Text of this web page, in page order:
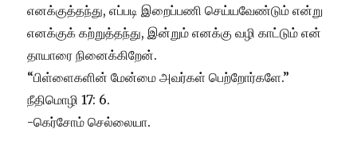
எனக்குத்தந்து, எப்படி இறைப்பணி செய்யவேண்டும் என்று
எனக்குக் கற்றுத்தந்து, இன்றும் எனக்கு வழி காட்டும் என்
தாயாரை நினைக்கிறேன்.
“பிள்ளைகளின் மேன்மை அவர்கள் பெற்றோர்களே.”
நீதிமொழி 17: 6.
-கெர்சோம் செல்லையா.